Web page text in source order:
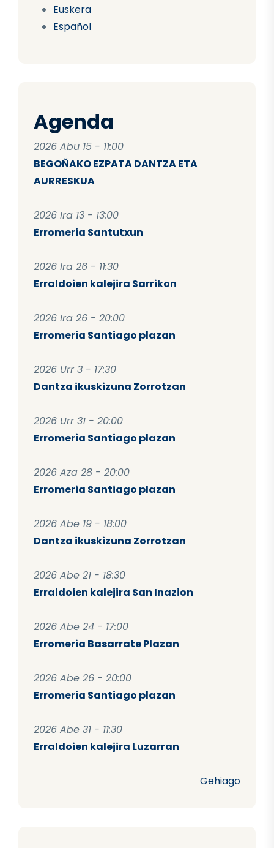
Euskera
Español
Agenda
2026 Abu 15 - 11:00
BEGOÑAKO EZPATA DANTZA ETA
AURRESKUA
2026 Ira 13 - 13:00
Erromeria Santutxun
2026 Ira 26 - 11:30
Erraldoien kalejira Sarrikon
2026 Ira 26 - 20:00
Erromeria Santiago plazan
2026 Urr 3 - 17:30
Dantza ikuskizuna Zorrotzan
2026 Urr 31 - 20:00
Erromeria Santiago plazan
2026 Aza 28 - 20:00
Erromeria Santiago plazan
2026 Abe 19 - 18:00
Dantza ikuskizuna Zorrotzan
2026 Abe 21 - 18:30
Erraldoien kalejira San Inazion
2026 Abe 24 - 17:00
Erromeria Basarrate Plazan
2026 Abe 26 - 20:00
Erromeria Santiago plazan
2026 Abe 31 - 11:30
Erraldoien kalejira Luzarran
Gehiago